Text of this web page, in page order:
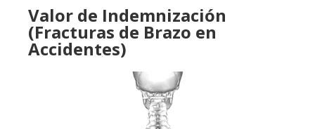
Valor de Indemnización
(Fracturas de Brazo en
Accidentes)